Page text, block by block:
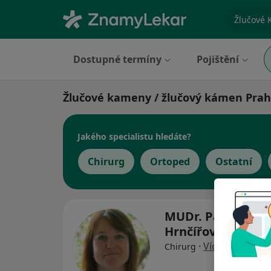
Dostupné termíny Pojištění
Žlučové kameny / žlučový kámen
Jakého specialistu hledáte?
Chirurg Ortoped Ostatní
MUDr. Pavlína
Hrnčířová
Chirurg · Více